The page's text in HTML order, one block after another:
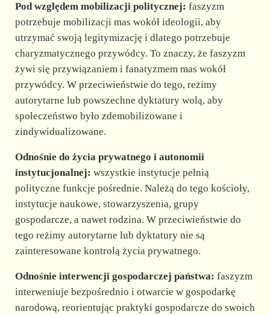
Pod względem mobilizacji politycznej: faszyzm
potrzebuje mobilizacji mas wokół ideologii, aby
utrzymać swoją legitymizację i dlatego potrzebuje
charyzmatycznego przywódcy. To znaczy, że faszyzm
żywi się przywiązaniem i fanatyzmem mas wokół
przywódcy. W przeciwieństwie do tego, reżimy
autorytarne lub powszechne dyktatury wolą, aby
społeczeństwo było zdemobilizowane i
zindywidualizowane.
Odnośnie do życia prywatnego i autonomii
instytucjonalnej: wszystkie instytucje pełnią
polityczne funkcje pośrednie. Należą do tego kościoły,
instytucje naukowe, stowarzyszenia, grupy
gospodarcze, a nawet rodzina. W przeciwieństwie do
tego reżimy autorytarne lub dyktatury nie są
zainteresowane kontrolą życia prywatnego.
Odnośnie interwencji gospodarczej państwa: faszyzm
interweniuje bezpośrednio i otwarcie w gospodarkę
narodową, reorientując praktyki gospodarcze do swoich